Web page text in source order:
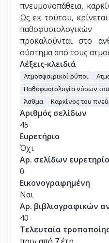
πνευμονοπάθεια,
Ως εκ τούτου,
προκαλούνται στο
σύστημα από τους
Λέξεις-κλειδιά
Ατμοσφαιρικοί ρύποι
Παθοφυσιολογία νόσων
Άσθμα
Καρκίνος του
Αριθμός σελίδων
45
Ευρετήριο
Όχι
Αρ. σελίδων
0
Εικονογραφημένη
Ναι
Αρ. βιβλιογραφικών
40
Τελευταία